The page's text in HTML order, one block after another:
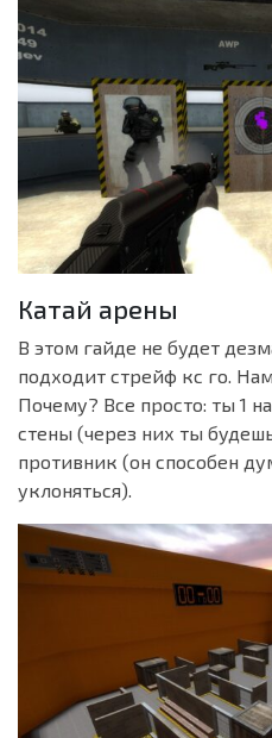
Катай арены
В этом гайде не будет
подходит стрейф кс го.
Почему? Все просто: ты 1
стены (через них ты
противник (он способен
уклоняться).